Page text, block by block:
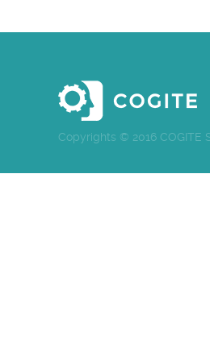
Copyrights © 2016 COGITE